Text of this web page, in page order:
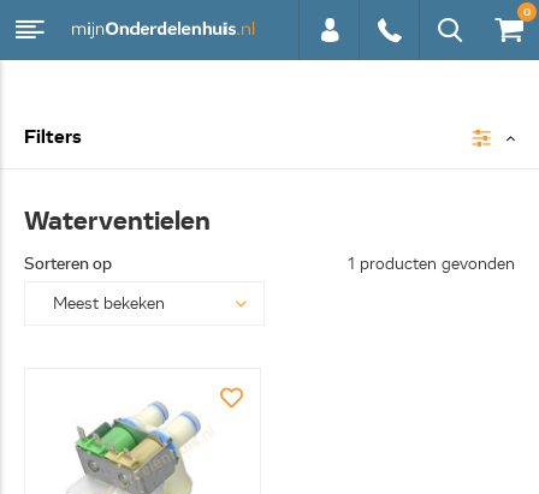
0
Filters
Waterventielen
Sorteren op 1 producten gevonden